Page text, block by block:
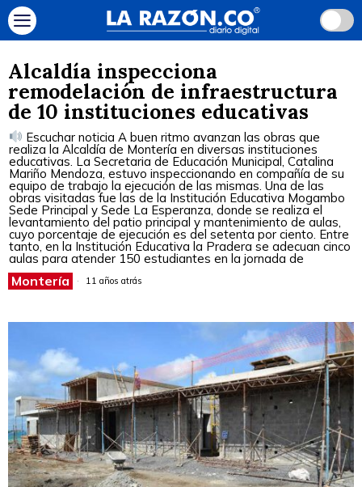
Alcaldía inspecciona
remodelación de infraestructura
de 10 instituciones educativas
Escuchar noticia A buen ritmo avanzan las obras que
realiza la Alcaldía de Montería en diversas instituciones
educativas. La Secretaria de Educación Municipal, Catalina
Mariño Mendoza, estuvo inspeccionando en compañía de su
equipo de trabajo la ejecución de las mismas. Una de las
obras visitadas fue las de la Institución Educativa Mogambo
Sede Principal y Sede La Esperanza, donde se realiza el
levantamiento del patio principal y mantenimiento de aulas,
cuyo porcentaje de ejecución es del setenta por ciento. Entre
tanto, en la Institución Educativa la Pradera se adecuan cinco
aulas para atender 150 estudiantes en la jornada de
Montería 11 años atrás